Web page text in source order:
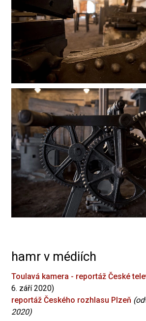
hamr v médiích
Toulavá kamera - reportáž České
6. září 2020)
reportáž Českého rozhlasu Plzeň
2020)